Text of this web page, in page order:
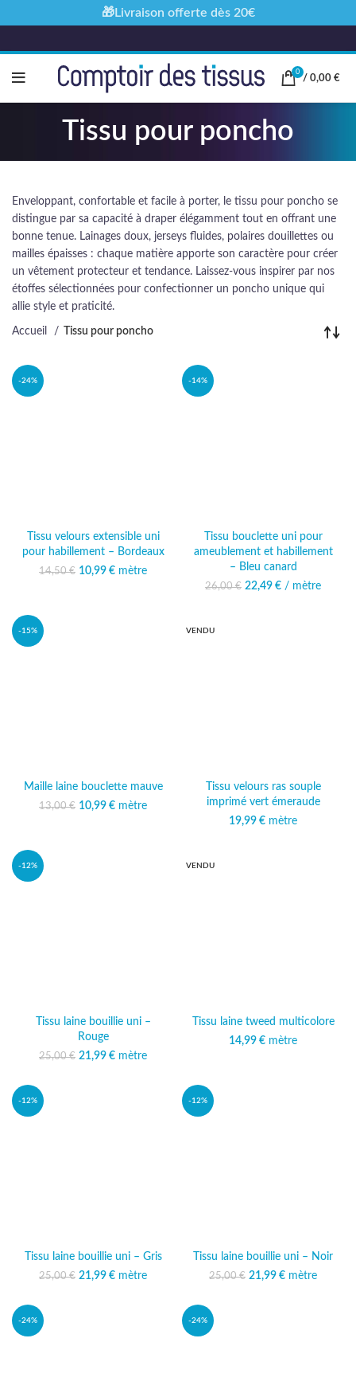
0
/ 0,00 €
Tissu pour poncho
Enveloppant, confortable et facile à porter, le tissu pour poncho se
distingue par sa capacité à draper élégamment tout en offrant une
bonne tenue. Lainages doux, jerseys fluides, polaires douillettes ou
mailles épaisses : chaque matière apporte son caractère pour créer
un vêtement protecteur et tendance. Laissez-vous inspirer par nos
étoffes sélectionnées pour confectionner un poncho unique qui
allie style et praticité.
Accueil Tissu pour poncho
-24%
Tissu velours extensible uni
pour habillement – Bordeaux
14,50€ Le prix initial était :
10,99 €
Le prix
mètre
-14%
Tissu bouclette uni pour
ameublement et habillement
– Bleu canard
26,00€
Le prix initial était :
22,49 €
Le prix
/ mètre
-15%
Maille laine bouclette mauve
13,00€ Le prix initial était :
10,99 €
Le prix
mètre
VENDU
Tissu velours ras souple
imprimé vert émeraude
19,99 € mètre
-12%
Tissu laine bouillie uni –
Rouge
25,00€ Le prix initial était :
21,99 €
Le prix
mètre
VENDU
Tissu laine tweed multicolore
14,99 € mètre
-12%
Tissu laine bouillie uni – Gris
25,00€ Le prix initial était :
21,99 €
Le prix
mètre
-12%
Tissu laine bouillie uni – Noir
25,00€ Le prix initial était :
21,99 €
Le prix
mètre
-24% -24%
🎁Livraison offerte dès 20€